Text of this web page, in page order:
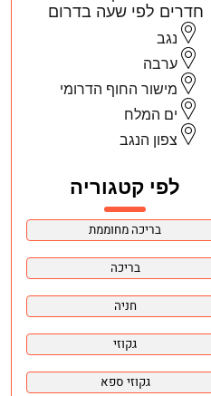
חדרים לפי שעה בדרום
נגב
ערבה
מישור החוף הדרומי
ים המלח
צפון הנגב
לפי קטגוריה